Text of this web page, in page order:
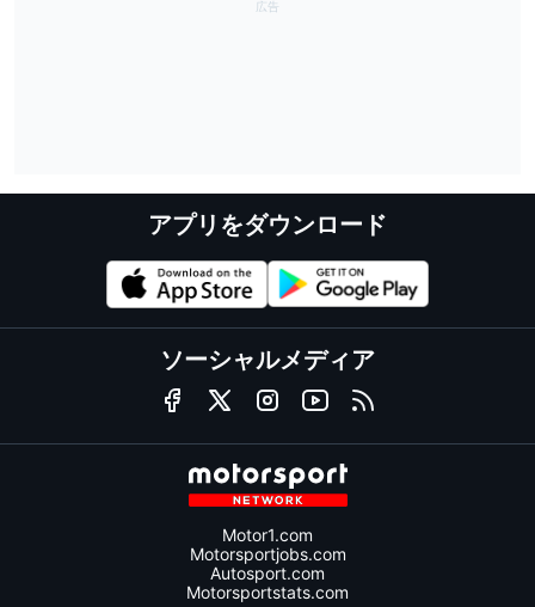
アプリをダウンロード
ソーシャルメディア
Motor1.com
Motorsportjobs.com
Autosport.com
Motorsportstats.com